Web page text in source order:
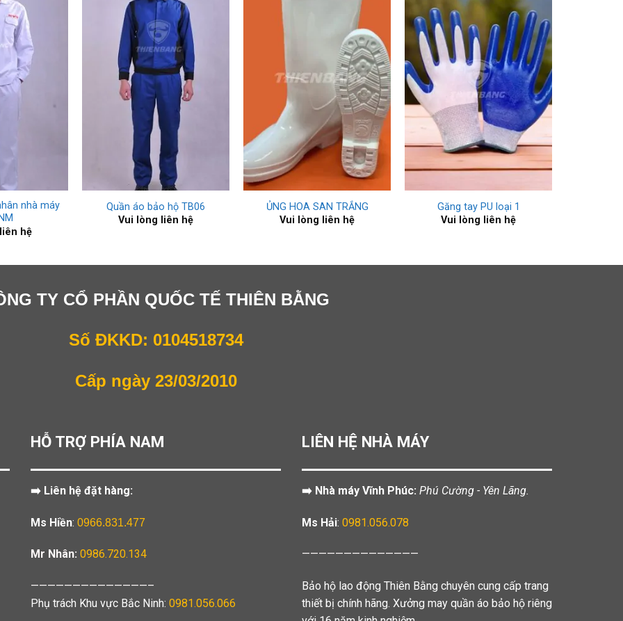
nhà máy
hệ
Quần áo bảo hộ TB06
Vui lòng liên hệ
+
ỦNG HOA SAN TRẮNG
Vui lòng liên hệ
Găng tay PU loại 1
Vui lòng liên hệ
TY CỔ PHẦN QUỐC TẾ THIÊN BẰNG
Số ĐKKD: 0104518734
Cấp ngày 23/03/2010
HỖ TRỢ PHÍA NAM
➡️ Liên hệ đặt hàng:
Ms Hiền: 0966.831.477
Mr Nhân: 0986.720.134
——————————————–
Phụ trách Khu vực Bắc Ninh: 0981.056.066
LIÊN HỆ NHÀ MÁY
➡️ Nhà máy Vĩnh Phúc: Phú Cường - Yên Lãng.
Ms Hải: 0981.056.078
——————————————
Bảo hộ lao động Thiên Bằng chuyên cung cấp trang
thiết bị chính hãng. Xưởng may quần áo bảo hộ riêng